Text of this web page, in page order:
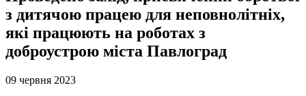
з дитячою працею для неповнолітніх,
які працюють на роботах з
доброустрою міста Павлоград
09 червня 2023